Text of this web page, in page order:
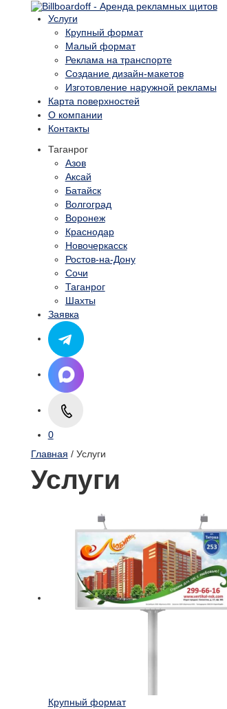
Услуги
Крупный формат
Малый формат
Реклама на транспорте
Создание дизайн-макетов
Изготовление наружной рекламы
Карта поверхностей
О компании
Контакты
Таганрог
Азов
Аксай
Батайск
Волгоград
Воронеж
Краснодар
Новочеркасск
Ростов-на-Дону
Сочи
Таганрог
Шахты
Заявка
0
Главная / Услуги
Услуги
Крупный формат